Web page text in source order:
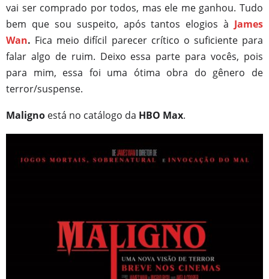
vai ser comprado por todos, mas ele me ganhou. Tudo
bem que sou suspeito, após tantos elogiosà James
Wan. Fica meio difícil parecer crítico o suficiente para
falar algo de ruim. Deixo essa parte para vocês, pois
para mim, essa foi uma ótima obra do gênero de
terror/suspense.
Maligno está no catálogo da HBO Max.